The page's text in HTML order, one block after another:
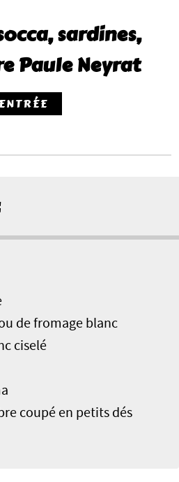
sardines,
Paule Neyrat
ENTRÉE
de fromage blanc
ciselé
coupé en petits dés